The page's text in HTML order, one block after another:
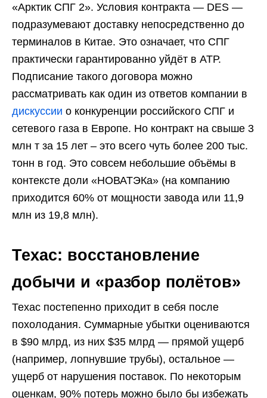
«Арктик СПГ 2». Условия контракта — DES —
подразумевают доставку непосредственно до
терминалов в Китае. Это означает, что СПГ
практически гарантированно уйдёт в АТР.
Подписание такого договора можно
рассматривать как один из ответов компании в
дискуссии о конкуренции российского СПГ и
сетевого газа в Европе. Но контракт на свыше 3
млн т за 15 лет – это всего чуть более 200 тыс.
тонн в год. Это совсем небольшие объёмы в
контексте доли «НОВАТЭКа» (на компанию
приходится 60% от мощности завода или 11,9
млн из 19,8 млн).
Техас: восстановление
добычи и «разбор полётов»
Техас постепенно приходит в себя после
похолодания. Суммарные убытки оцениваются
в $90 млрд, из них $35 млрд — прямой ущерб
(например, лопнувшие трубы), остальное —
ущерб от нарушения поставок. По некоторым
оценкам, 90% потерь можно было бы избежать